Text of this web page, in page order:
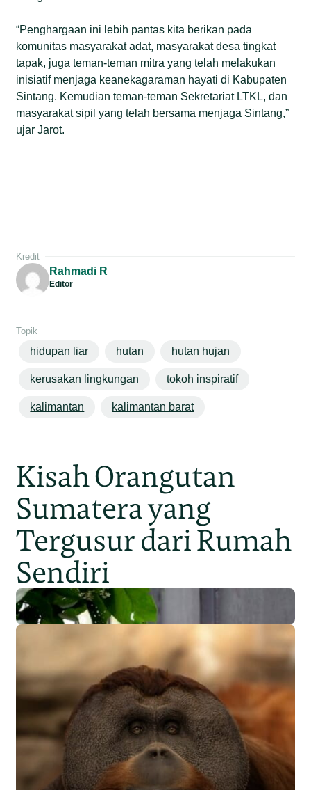
“Penghargaan ini lebih pantas kita berikan pada
komunitas masyarakat adat, masyarakat desa tingkat
tapak, juga teman-teman mitra yang telah melakukan
inisiatif menjaga keanekagaraman hayati di Kabupaten
Sintang. Kemudian teman-teman Sekretariat LTKL, dan
masyarakat sipil yang telah bersama menjaga Sintang,”
ujar Jarot.
Kredit
Rahmadi R
Editor
Topik
hidupan liar hutan hutan hujan
kerusakan lingkungan tokoh inspiratif
kalimantan kalimantan barat
Kisah Orangutan
Sumatera yang
Tergusur dari Rumah
Sendiri
Populasi Orangutan